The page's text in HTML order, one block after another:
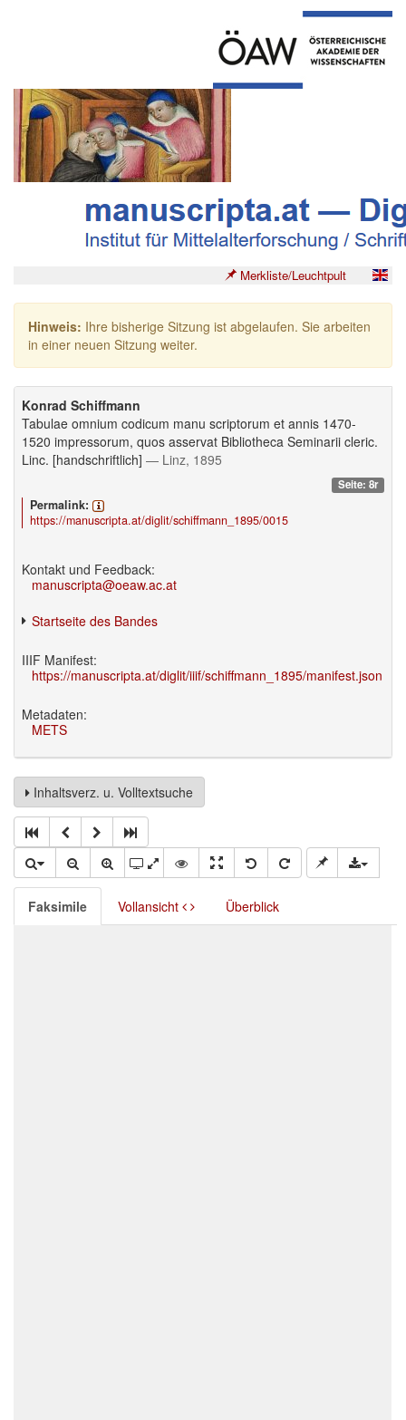
Merkliste/Leuchtpult
Hinweis: Ihre bisherige Sitzung ist abgelaufen. Sie arbeiten
in einer neuen Sitzung weiter.
Konrad Schiffmann
Tabulae omnium codicum manu scriptorum et annis 1470-
1520 impressorum, quos asservat Bibliotheca Seminarii cleric.
Linc. [handschriftlich] — Linz, 1895
Seite: 8r
Permalink:
https://manuscripta.at/diglit/schiffmann_1895/0015
Kontakt und Feedback:
manuscripta@oeaw.ac.at
Startseite des Bandes
IIIF Manifest:
https://manuscripta.at/diglit/iiif/schiffmann_1895/manifest.json
Metadaten:
METS
Inhaltsverz. u. Volltextsuche
Faksimile Vollansicht Überblick